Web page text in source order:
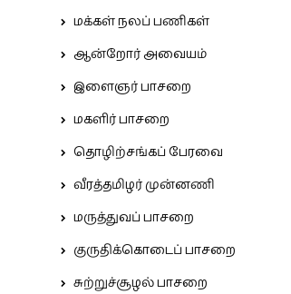
மக்கள் நலப் பணிகள்
ஆன்றோர் அவையம்
இளைஞர் பாசறை
மகளிர் பாசறை
தொழிற்சங்கப் பேரவை
வீரத்தமிழர் முன்னணி
மருத்துவப் பாசறை
குருதிக்கொடைப் பாசறை
சுற்றுச்சூழல் பாசறை